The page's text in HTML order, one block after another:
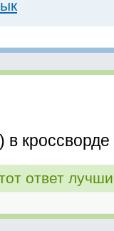
в кроссворде
ответ